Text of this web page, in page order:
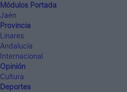
Módulos Portada
Jaén
Provincia
Linares
Andalucía
Internacional
Opinión
Cultura
Deportes